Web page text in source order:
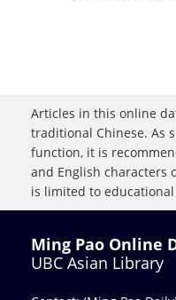
Articles in this online
traditional Chinese. As
function, it is
and English characters
is limited to
Ming Pao Online
UBC Asian Library